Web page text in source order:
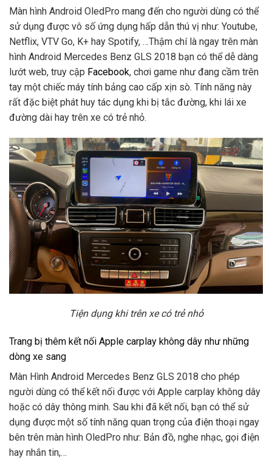
Màn hình Android OledPro mang đến cho người dùng có thể
sử dụng được vô số ứng dụng hấp dẫn thú vị như: Youtube,
Netflix, VTV Go, K+ hay Spotify, …Thậm chí là ngay trên màn
hình Android Mercedes Benz GLS 2018 bạn có thể dễ dàng
lướt web, truy cập Facebook, chơi game như đang cầm trên
tay một chiếc máy tính bảng cao cấp xịn sò. Tính năng này
rất đặc biệt phát huy tác dụng khi bị tắc đường, khi lái xe
đường dài hay trên xe có trẻ nhỏ.
Tiện dụng khi trên xe có trẻ nhỏ
Trang bị thêm kết nối Apple carplay không dây như những
dòng xe sang
Màn Hình Android Mercedes Benz GLS 2018 cho phép
người dùng có thể kết nối được với Apple carplay không dây
hoặc có dây thông minh. Sau khi đã kết nối, bạn có thể sử
dụng được một số tính năng quan trọng của điện thoại ngay
bên trên màn hình OledPro như: Bản đồ, nghe nhạc, gọi điện
hay nhắn tin,…